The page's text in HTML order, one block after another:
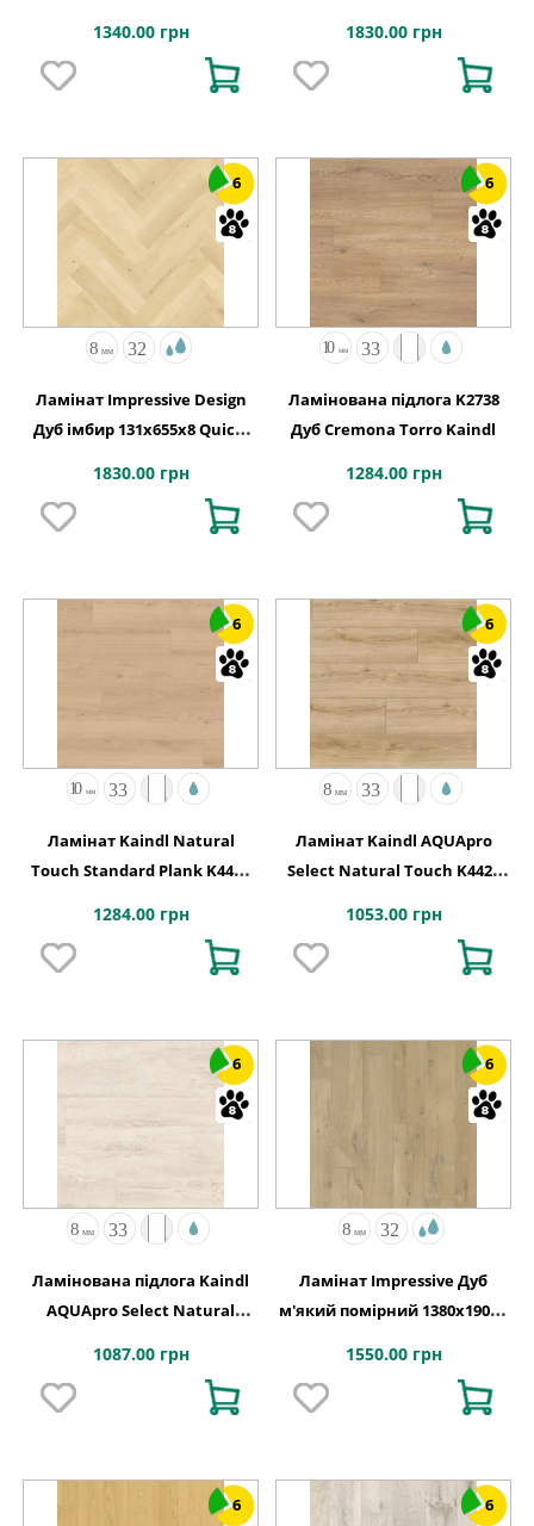
1340.00 грн 1830.00 грн
6
Ламінат Impressive Design
Дуб імбир 131х655x8 Quick-
1830.00 грн
6
Ламінована підлога K2738
Дуб Cremona Torro Kaindl
1284.00 грн
6
Ламінат Kaindl Natural
Touch Standard Plank K4423
1284.00 грн
6
Ламінат Kaindl AQUApro
Select Natural Touch K4420
1053.00 грн
6
Ламінована підлога Kaindl
AQUApro Select Natural
Umbria
1087.00 грн
6
Ламінат Impressive Дуб
м'який помірний 1380х190x8
1550.00 грн
6 6